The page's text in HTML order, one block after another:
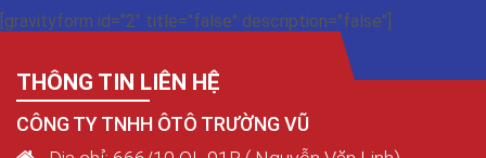
[gravityform id="2" title="false" description="false"]
THÔNG TIN LIÊN HỆ
CÔNG TY TNHH ÔTÔ TRƯỜNG VŨ